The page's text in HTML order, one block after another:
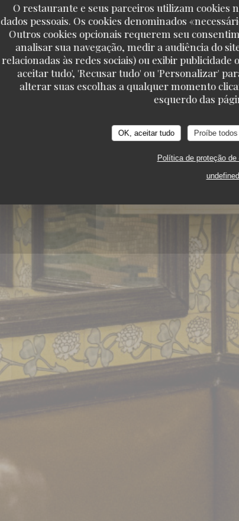
O restaurante e seus parceiros utilizam cookies
dados pessoais. Os cookies denominados
Outros cookies opcionais requerem seu
analisar sua navegação, medir a audiência do
relacionadas às redes sociais) ou exibir
aceitar tudo', 'Recusar tudo' ou 'Personalizar'
alterar suas escolhas a qualquer momento
esquerdo das
OK, aceitar tudo Proíbe
Política de proteção de
undefined
151, BOULEVARD SAINT-